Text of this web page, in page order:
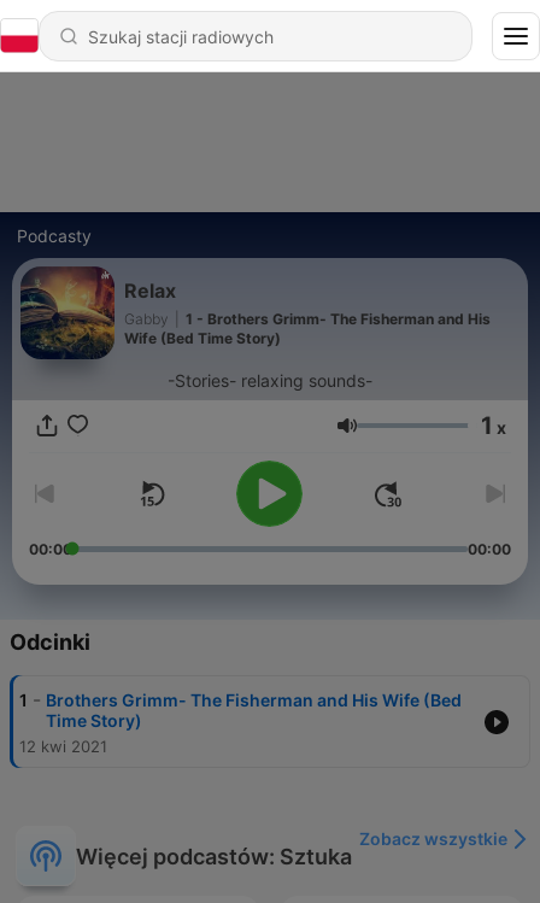
Podcasty
Relax
Gabby
1 - Brothers Grimm- The Fisherman and His
Wife (Bed Time Story)
-Stories- relaxing sounds-
Głośność 1 x
00:00 00:00
Odcinki
1 - Brothers Grimm- The Fisherman and His Wife (Bed
Time Story)
12 kwi 2021
Więcej podcastów: Sztuka
Zobacz wszystkie